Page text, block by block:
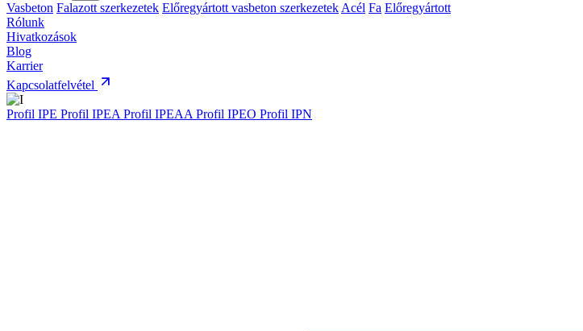
Vasbeton Falazott szerkezetek Előregyártott vasbeton szerkezetek Acél Fa Előregyártott
Rólunk
Hivatkozások
Blog
Karrier
Kapcsolatfelvétel
Profil IPE Profil IPEA Profil IPEAA Profil IPEO Profil IPN